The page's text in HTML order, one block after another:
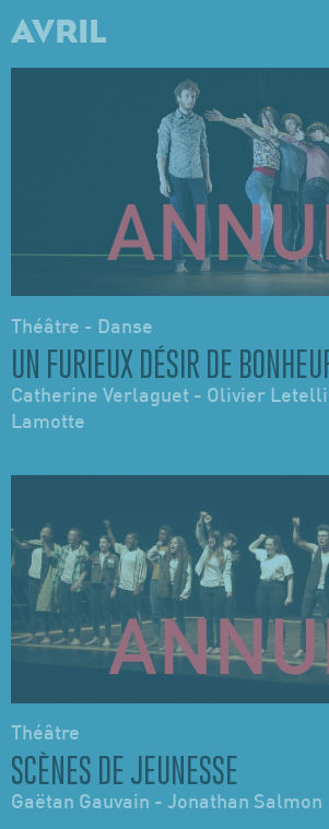
AVRIL
Théâtre - Danse
UN FURIEUX DÉSIR DE
Catherine Verlaguet - Olivier
Lamotte
Théâtre
SCÈNES DE JEUNESSE
Gaëtan Gauvain - Jonathan Salmon